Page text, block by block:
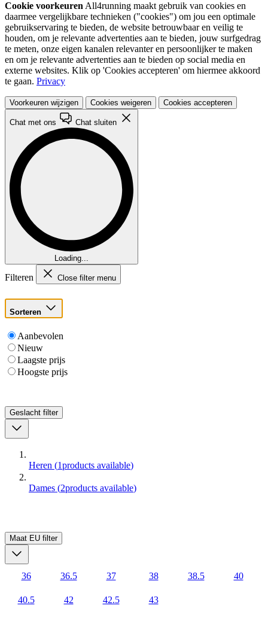
Cookie voorkeuren All4running maakt gebruik van cookies en
daarmee vergelijkbare technieken ("cookies") om jou een optimale
gebruikservaring te bieden, de website betrouwbaar en veilig te
houden, om je relevante advertenties aan te bieden, jouw surfgedrag
te meten, onze eigen kanalen relevanter en persoonlijker te maken
en om je relevante advertenties aan te bieden op social media en
externe websites. Klik op 'Cookies accepteren' om hiermee akkoord
te gaan. Privacy
Voorkeuren wijzigen Cookies weigeren Cookies accepteren
Chat met ons Chat sluiten
Loading...
Filteren Close filter menu
Sorteren
Aanbevolen
Nieuw
Laagste prijs
Hoogste prijs
Geslacht filter
Heren (1products available)
Dames (2products available)
Maat EU filter
36 36.5 37 38 38.5 40
40.5 42 42.5 43